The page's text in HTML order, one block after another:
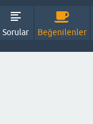
Sorular Beğenilenler